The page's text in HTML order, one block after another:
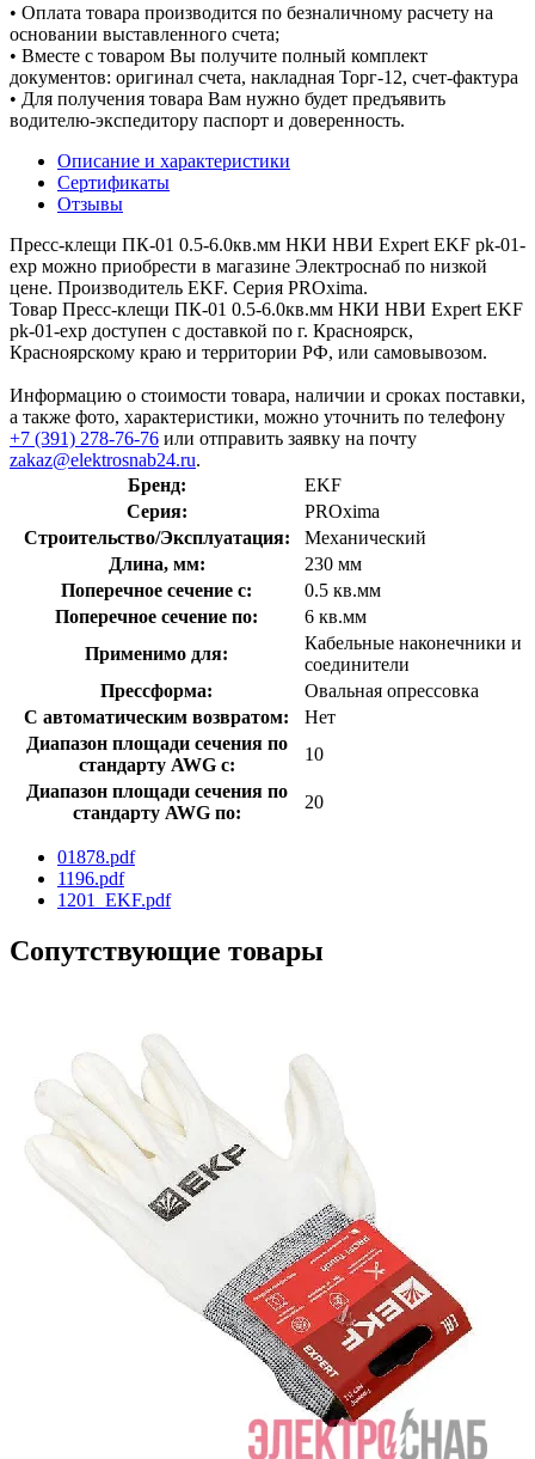
• Оплата товара производится по безналичному расчету на
основании выставленного счета;
• Вместе с товаром Вы получите полный комплект
документов: оригинал счета, накладная Торг-12, счет-фактура
• Для получения товара Вам нужно будет предъявить
водителю-экспедитору паспорт и доверенность.
Описание и характеристики
Сертификаты
Отзывы
Пресс-клещи ПК-01 0.5-6.0кв.мм НКИ НВИ Expert EKF pk-01-
exp можно приобрести в магазине Электроснаб по низкой
цене. Производитель EKF. Серия PROxima.
Товар Пресс-клещи ПК-01 0.5-6.0кв.мм НКИ НВИ Expert EKF
pk-01-exp доступен с доставкой по г. Красноярск,
Красноярскому краю и территории РФ, или самовывозом.
Информацию о стоимости товара, наличии и сроках поставки,
а также фото, характеристики, можно уточнить по телефону
+7 (391) 278-76-76 или отправить заявку на почту
zakaz@elektrosnab24.ru.
Бренд:
EKF
Серия:
PROxima
Строительство/Эксплуатация:
Механический
Длина, мм:
230 мм
Поперечное сечение с:
0.5 кв.мм
Поперечное сечение по:
6 кв.мм
Применимо для:
Кабельные наконечники и
соединители
Прессформа:
Овальная опрессовка
С автоматическим возвратом:
Нет
Диапазон площади сечения по
стандарту AWG с:
10
Диапазон площади сечения по
стандарту AWG по:
20
01878.pdf
1196.pdf
1201_EKF.pdf
Сопутствующие товары